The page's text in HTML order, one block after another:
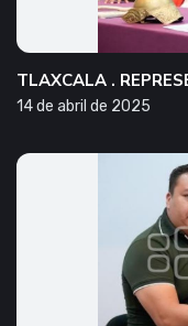
TLAXCALA .
14 de abril de 2025